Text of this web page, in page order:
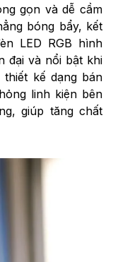
gọn và dễ cầm
bóng bẩy, kết
LED RGB hình
đại và nổi bật khi
kế dạng bán
linh kiện bên
giúp tăng chất